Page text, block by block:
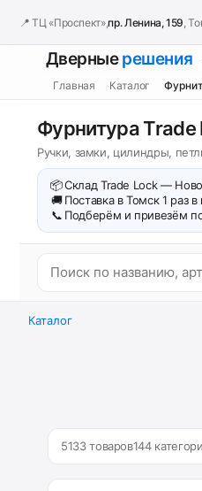
📍 ТЦ «Проспект»,пр. Ленина, 159 ,
Дверныерешения
Главная Каталог
Фурнитура Trade
Ручки, замки, цилиндры,
📦Склад Trade Lock —
🚚 Поставка в Томск 1 раз
📞 Подберём и привезём
Каталог
5133 товаров144